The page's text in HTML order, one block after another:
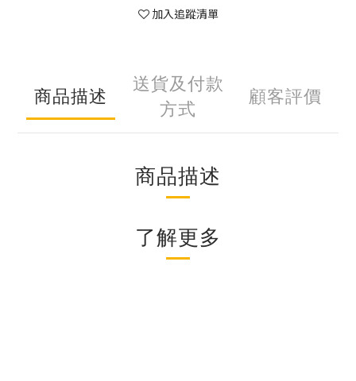
加入追蹤清單
商品描述
送貨及付款
方式
顧客評價
商品描述
了解更多